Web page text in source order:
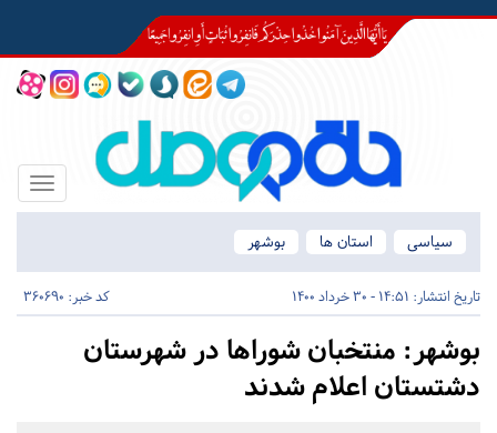
Toggle
سیاسی
استان ها بوشهر
تاریخ انتشار: 14:51 - 30 خرداد 1400 کد خبر: 360690
بوشهر: منتخبان شوراها در شهرستان‌
دشتستان اعلام شدند